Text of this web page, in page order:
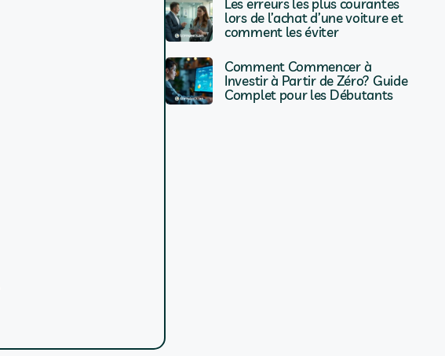
Les erreurs les plus courantes
lors de l’achat d’une voiture et
comment les éviter
Comment Commencer à
Investir à Partir de Zéro? Guide
Complet pour les Débutants